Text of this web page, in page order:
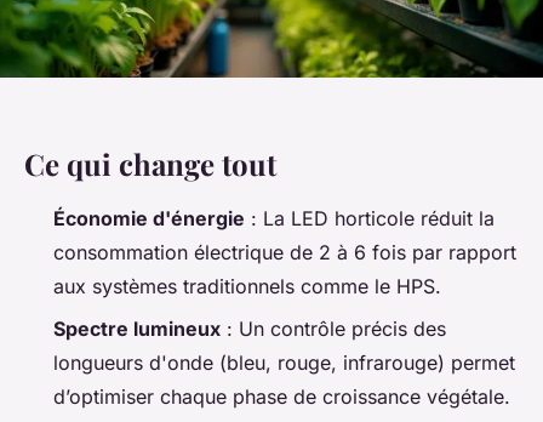
Ce qui change tout
Économie d'énergie : La LED horticole réduit la
consommation électrique de 2 à 6 fois par rapport
aux systèmes traditionnels comme le HPS.
Spectre lumineux : Un contrôle précis des
longueurs d'onde (bleu, rouge, infrarouge) permet
d’optimiser chaque phase de croissance végétale.